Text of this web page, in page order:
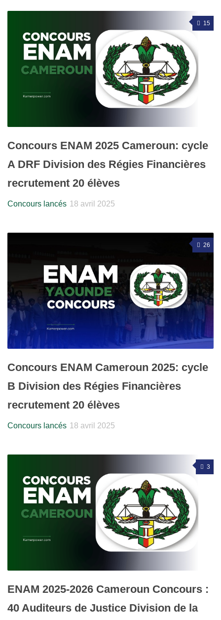
15
Concours ENAM 2025 Cameroun: cycle
A DRF Division des Régies Financières
recrutement 20 élèves
Concours lancés 18 avril 2025
26
Concours ENAM Cameroun 2025: cycle
B Division des Régies Financières
recrutement 20 élèves
Concours lancés 18 avril 2025
3
ENAM 2025-2026 Cameroun Concours :
40 Auditeurs de Justice Division de la